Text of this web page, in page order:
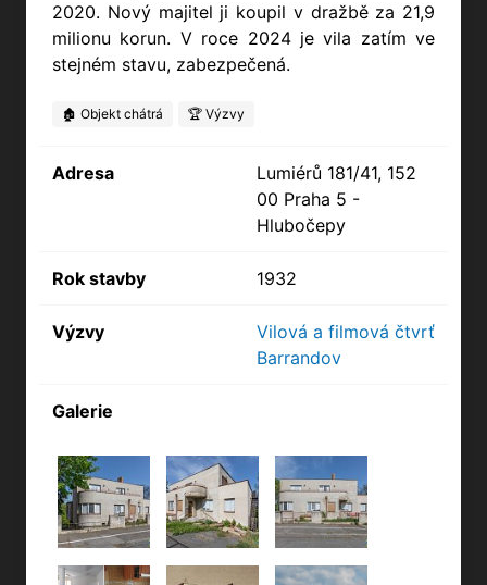
2020. Nový majitel ji koupil v dražbě za 21,9
milionu korun. V roce 2024 je vila zatím ve
stejném stavu, zabezpečená.
🏚️ Objekt chátrá 🏆 Výzvy
Adresa
Lumiérů 181/41, 152
00 Praha 5 -
Hlubočepy
Rok stavby 1932
Výzvy
Vilová a filmová čtvrť
Barrandov
Galerie